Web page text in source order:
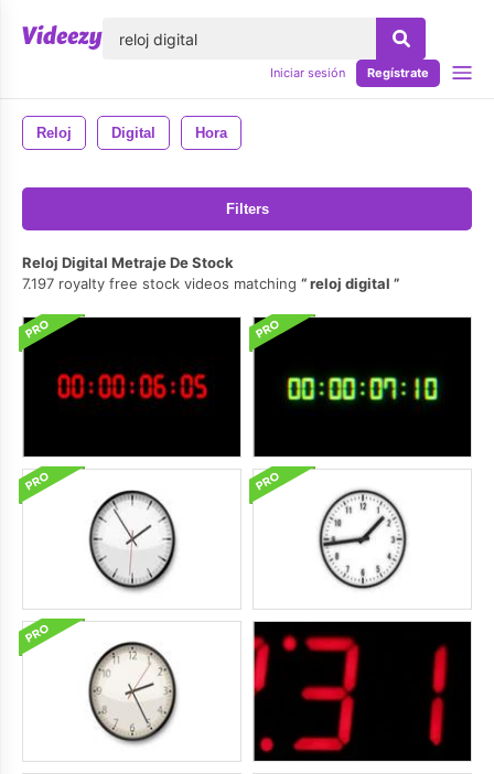
Iniciar sesión Regístrate
Reloj Digital Hora
Filters
Reloj Digital Metraje De Stock
7.197 royalty free stock videos matching
reloj digital